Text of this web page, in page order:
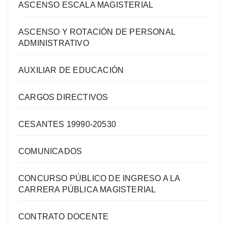
ASCENSO ESCALA MAGISTERIAL
ASCENSO Y ROTACIÓN DE PERSONAL
ADMINISTRATIVO
AUXILIAR DE EDUCACIÓN
CARGOS DIRECTIVOS
CESANTES 19990-20530
COMUNICADOS
CONCURSO PÚBLICO DE INGRESO A LA
CARRERA PÚBLICA MAGISTERIAL
CONTRATO DOCENTE